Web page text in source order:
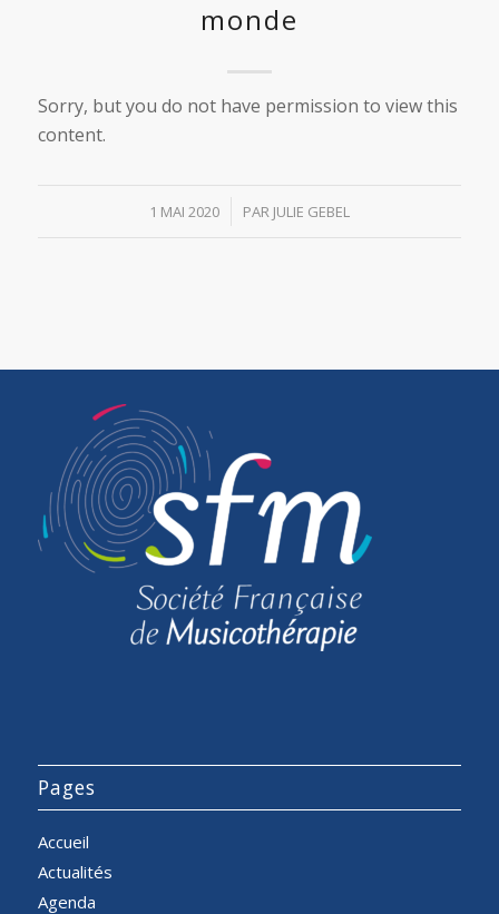
monde
Sorry, but you do not have permission to view this
content.
1 MAI 2020
/ PAR JULIE GEBEL
Pages
Accueil
Actualités
Agenda